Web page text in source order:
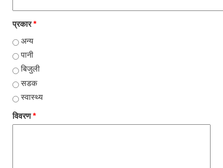
प्रकार*
अन्य
पानी
बिजुली
सडक
स्वास्थ्य
विवरण*